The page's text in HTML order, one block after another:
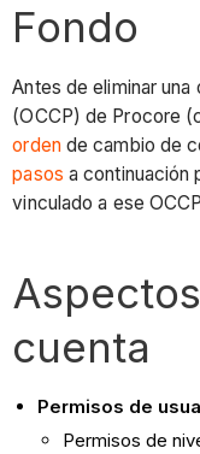
Fondo
Antes de eliminar
(OCCP) de Procore
ordende cambio de
pasos a continuación
vinculado a ese
cuenta
Permisos de
Permisos de